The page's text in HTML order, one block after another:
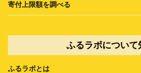
寄付上限額を調べる
ふるラボについて
ふるラボとは